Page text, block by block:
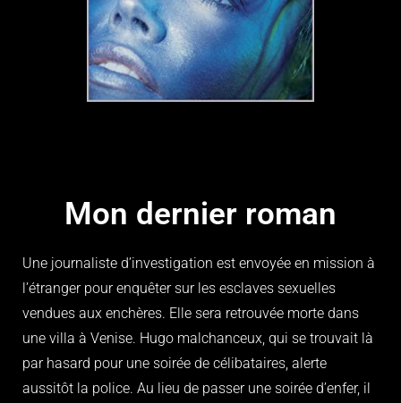
Mon dernier roman
Une journaliste d’investigation est envoyée en mission à
l’étranger pour enquêter sur les esclaves sexuelles
vendues aux enchères. Elle sera retrouvée morte dans
une villa à Venise. Hugo malchanceux, qui se trouvait là
par hasard pour une soirée de célibataires, alerte
aussitôt la police. Au lieu de passer une soirée d’enfer, il